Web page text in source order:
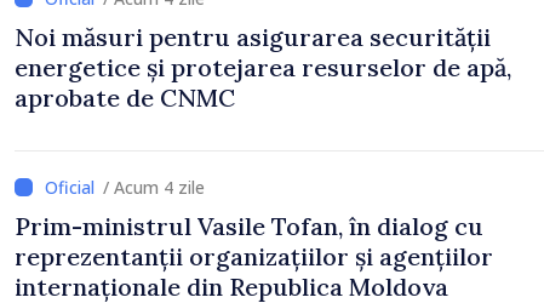
Noi măsuri pentru asigurarea securității
energetice și protejarea resurselor de apă,
aprobate de CNMC
/ Acum 4 zile
Prim-ministrul Vasile Tofan, în dialog cu
reprezentanții organizațiilor și agențiilor
internaționale din Republica Moldova